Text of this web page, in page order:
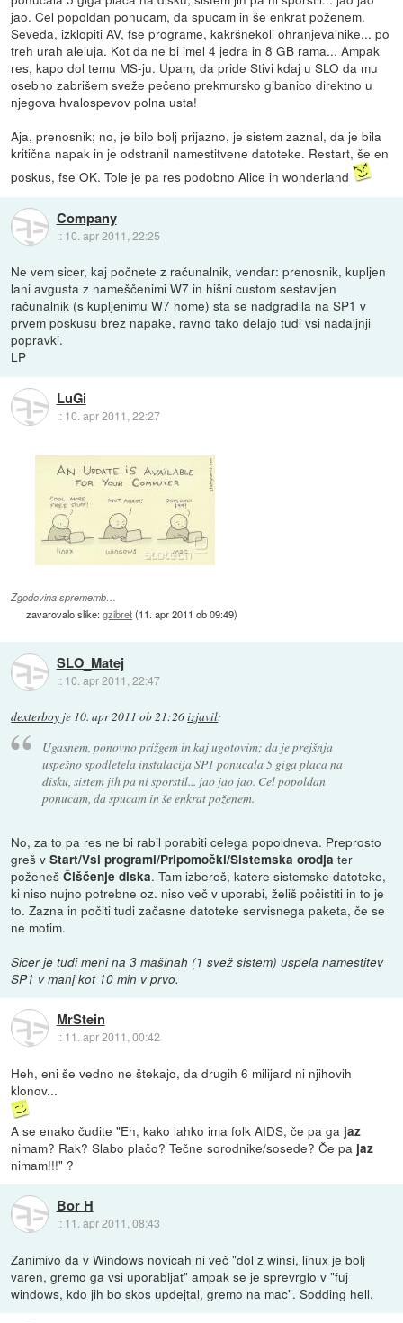
jao. Cel popoldan ponucam, da spucam in še enkrat poženem.
Seveda, izklopiti AV, fse programe, kakršnekoli ohranjevalnike... po
treh urah aleluja. Kot da ne bi imel 4 jedra in 8 GB rama... Ampak
res, kapo dol temu MS-ju. Upam, da pride Stivi kdaj u SLO da mu
osebno zabrišem sveže pečeno prekmursko gibanico direktno u
njegova hvalospevov polna usta!
Aja, prenosnik; no, je bilo bolj prijazno, je sistem zaznal, da je bila
kritična napak in je odstranil namestitvene datoteke. Restart, še en
poskus, fse OK. Tole je pa res podobno Alice in wonderland
Company
:: 10. apr 2011, 22:25
Ne vem sicer, kaj počnete z računalnik, vendar: prenosnik, kupljen
lani avgusta z nameščenimi W7 in hišni custom sestavljen
računalnik (s kupljenimu W7 home) sta se nadgradila na SP1 v
prvem poskusu brez napake, ravno tako delajo tudi vsi nadaljnji
popravki.
LP
LuGi
:: 10. apr 2011, 22:27
Zgodovina sprememb…
zavarovalo slike:gzibret(11. apr 2011 ob 09:49)
SLO_Matej
:: 10. apr 2011, 22:47
dexterboy je 10. apr 2011 ob 21:26izjavil:
Ugasnem, ponovno prižgem in kaj ugotovim; da je prejšnja
uspešno spodletela instalacija SP1 ponucala 5 giga placa na
disku, sistem jih pa ni sporstil... jao jao jao. Cel popoldan
ponucam, da spucam in še enkrat poženem.
No, za to pa res ne bi rabil porabiti celega popoldneva. Preprosto
greš vStart/Vsi programi/Pripomočki/Sistemska orodja ter
poženešČiščenje diska. Tam izbereš, katere sistemske datoteke,
ki niso nujno potrebne oz. niso več v uporabi, želiš počistiti in to je
to. Zazna in počiti tudi začasne datoteke servisnega paketa, če se
ne motim.
Sicer je tudi meni na 3 mašinah (1 svež sistem) uspela namestitev
SP1 v manj kot 10 min v prvo.
MrStein
:: 11. apr 2011, 00:42
Heh, eni še vedno ne štekajo, da drugih 6 milijard ni njihovih
klonov...
A se enako čudite "Eh, kako lahko ima folk AIDS, če pa ga jaz
nimam? Rak? Slabo plačo? Tečne sorodnike/sosede? Če pa jaz
nimam!!!" ?
Bor H
:: 11. apr 2011, 08:43
Zanimivo da v Windows novicah ni več "dol z winsi, linux je bolj
varen, gremo ga vsi uporabljat" ampak se je sprevrglo v "fuj
windows, kdo jih bo skos updejtal, gremo na mac". Sodding hell.